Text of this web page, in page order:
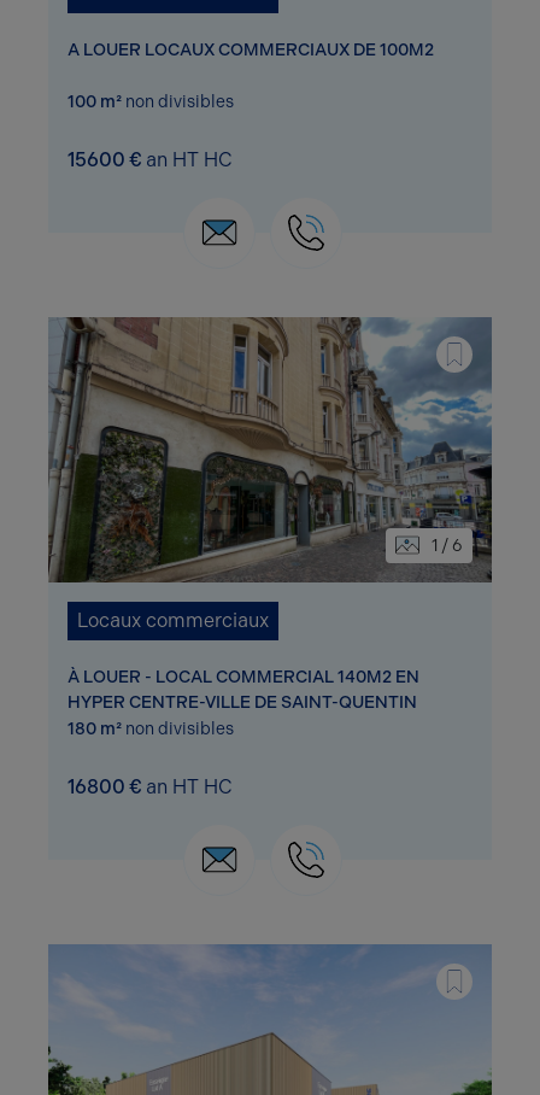
A LOUER LOCAUX COMMERCIAUX DE 100M2
100 m² non divisibles
15600 € an HT HC
1 / 6
Locaux commerciaux
À LOUER - LOCAL COMMERCIAL 140M2 EN
HYPER CENTRE-VILLE DE SAINT-QUENTIN
180 m² non divisibles
16800 € an HT HC